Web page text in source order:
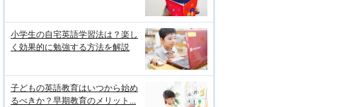
小学生の自宅英語学習法は？楽し
く効果的に勉強する方法を解説
子どもの英語教育はいつから始め
るべきか？早期教育のメリット...